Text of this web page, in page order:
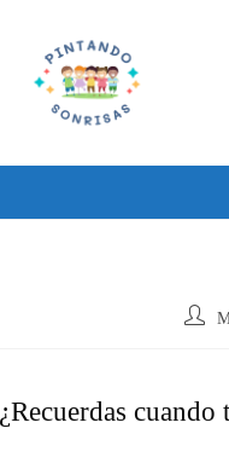
Autor
¿Recuerdas cuando